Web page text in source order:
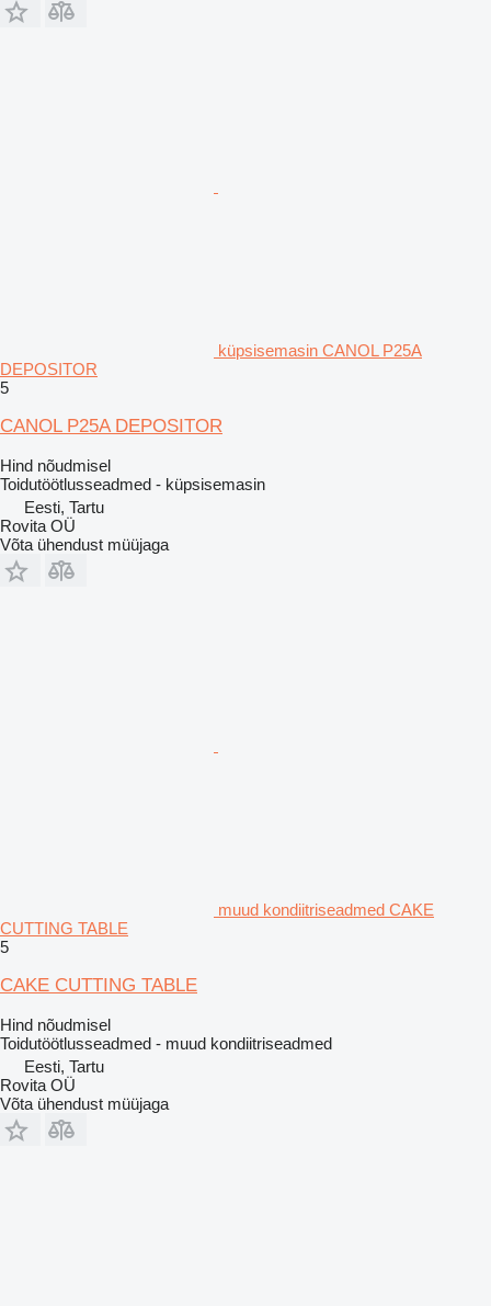
küpsisemasin CANOL P25A
DEPOSITOR
5
CANOL P25A DEPOSITOR
Hind nõudmisel
Toidutöötlusseadmed - küpsisemasin
Eesti, Tartu
Rovita OÜ
Võta ühendust müüjaga
muud kondiitriseadmed CAKE
CUTTING TABLE
5
CAKE CUTTING TABLE
Hind nõudmisel
Toidutöötlusseadmed - muud kondiitriseadmed
Eesti, Tartu
Rovita OÜ
Võta ühendust müüjaga